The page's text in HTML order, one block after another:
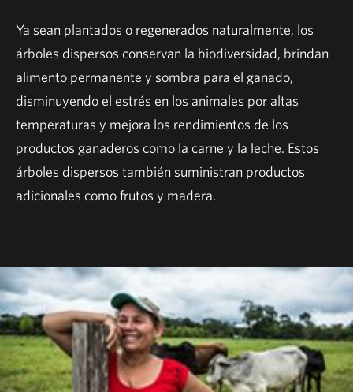
Ya sean plantados o regenerados naturalmente, los
árboles dispersos conservan la biodiversidad, brindan
alimento permanente y sombra para el ganado,
disminuyendo el estrés en los animales por altas
temperaturas y mejora los rendimientos de los
productos ganaderos como la carne y la leche. Estos
árboles dispersos también suministran productos
adicionales como frutos y madera.